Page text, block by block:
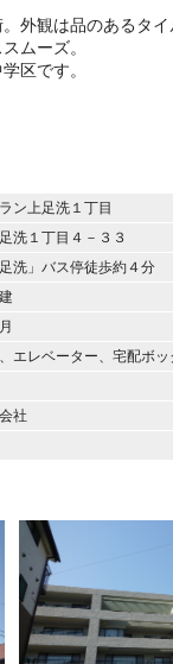
外観は品のあるタイ
ムーズ。
区です。
ン上足洗１丁目
洗１丁目４－３３
洗」バス停徒歩約４分
エレベーター、宅配ボッ
社